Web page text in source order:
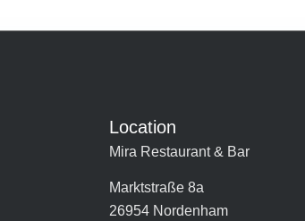
Location
Mira Restaurant & Bar
Marktstraße 8a
26954 Nordenham